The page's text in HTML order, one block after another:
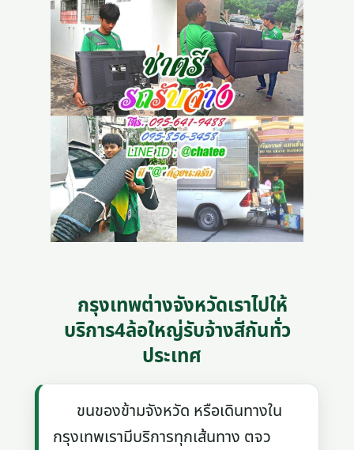
กรุงเทพต่างจังหวัดเราไปให้
บริการ4ล้อใหญ่รับจ้างสีกันทั่ว
ประเทศ
ขนของข้ามจังหวัด หรือเดินทางใน
กรุงเทพเรามีบริการทุกเส้นทาง ตจว